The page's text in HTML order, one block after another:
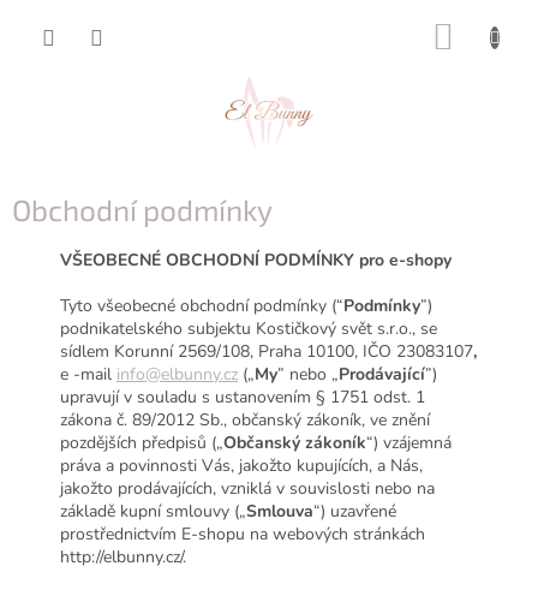
Obchodní podmínky
VŠEOBECNÉ OBCHODNÍ PODMÍNKY pro e-shopy
Tyto všeobecné obchodní podmínky (“Podmínky”)
podnikatelského subjektu Kostičkový svět s.r.o., se
sídlem Korunní 2569/108, Praha 10100, IČO 23083107,
e -mail info@elbunny.cz („My” nebo „Prodávající”)
upravují v souladu s ustanovením § 1751 odst. 1
zákona č. 89/2012 Sb., občanský zákoník, ve znění
pozdějších předpisů („Občanský zákoník“) vzájemná
práva a povinnosti Vás, jakožto kupujících, a Nás,
jakožto prodávajících, vzniklá v souvislosti nebo na
základě kupní smlouvy („Smlouva“) uzavřené
prostřednictvím E-shopu na webových stránkách
http://elbunny.cz/.